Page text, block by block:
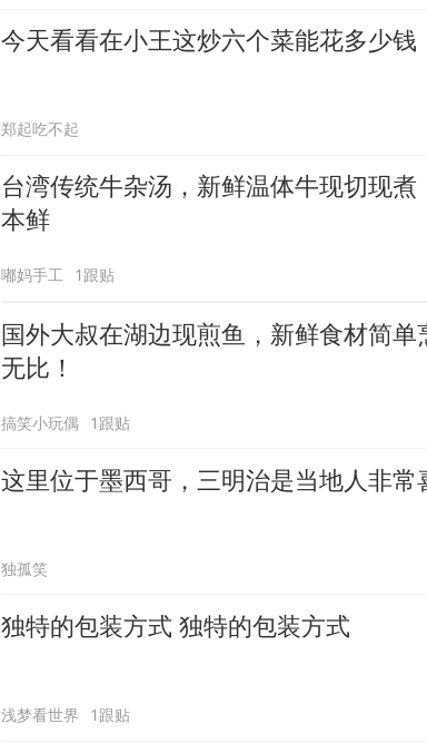
今天看看在小王这炒六个菜能花多少钱
郑起吃不起
台湾传统牛杂汤，新鲜温体牛现切现煮
本鲜
嘟妈手工 1跟贴
国外大叔在湖边现煎鱼，新鲜食材简单
无比！
搞笑小玩偶 1跟贴
这里位于墨西哥，三明治是当地人非常
独孤笑
独特的包装方式 独特的包装方式
浅梦看世界 1跟贴